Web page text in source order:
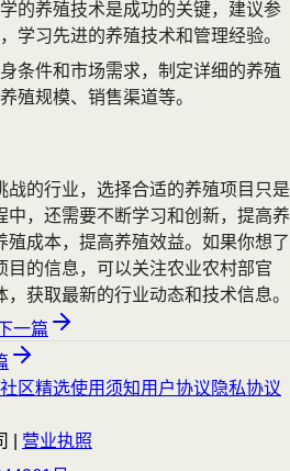
的养殖技术是成功的关键，建议参
学习先进的养殖技术和管理经验。
条件和市场需求，制定详细的养殖
殖规模、销售渠道等。
战的行业，选择合适的养殖项目只是
中，还需要不断学习和创新，提高养
成本，提高养殖效益。如果你想了
目的信息，可以关注农业农村部官
获取最新的行业动态和技术信息。
一篇
社区精选使用须知用户协议 隐私协议
|
营业执照